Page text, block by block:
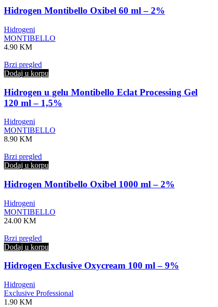
Hidrogen Montibello Oxibel 60 ml – 2%
Hidrogeni
MONTIBELLO
4.90 KM
Brzi pregled
Dodaj u korpu
Hidrogen u gelu Montibello Eclat Processing Gel
120 ml – 1,5%
Hidrogeni
MONTIBELLO
8.90 KM
Brzi pregled
Dodaj u korpu
Hidrogen Montibello Oxibel 1000 ml – 2%
Hidrogeni
MONTIBELLO
24.00 KM
Brzi pregled
Dodaj u korpu
Hidrogen Exclusive Oxycream 100 ml – 9%
Hidrogeni
Exclusive Professional
1.90 KM